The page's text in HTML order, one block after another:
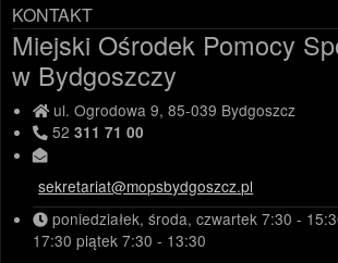
KONTAKT
Miejski Ośrodek Pomocy
w Bydgoszczy
ul. Ogrodowa 9, 85-039 Bydgoszcz
52311 71 00
sekretariat@mopsbydgoszcz.pl
poniedziałek, środa, czwartek 7:30 -
17:30 piątek 7:30 - 13:30